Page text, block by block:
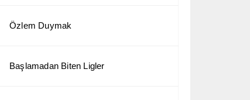
Özlem Duymak
Başlamadan Biten Ligler